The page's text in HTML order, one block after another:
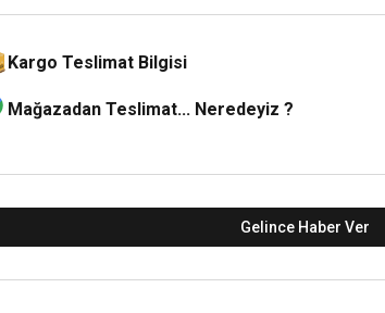
Kargo Teslimat Bilgisi
Mağazadan Teslimat... Neredeyiz ?
Gelince Haber Ver